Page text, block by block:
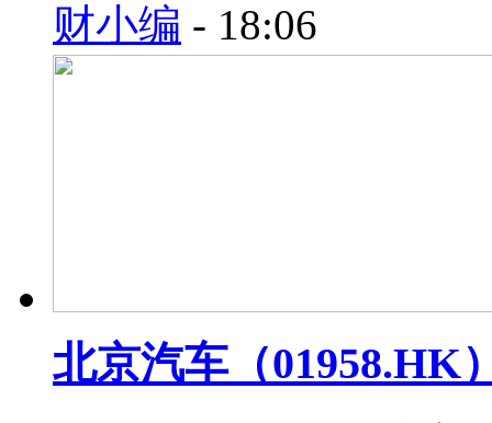
财小编 - 18:06
北京汽车（01958.HK